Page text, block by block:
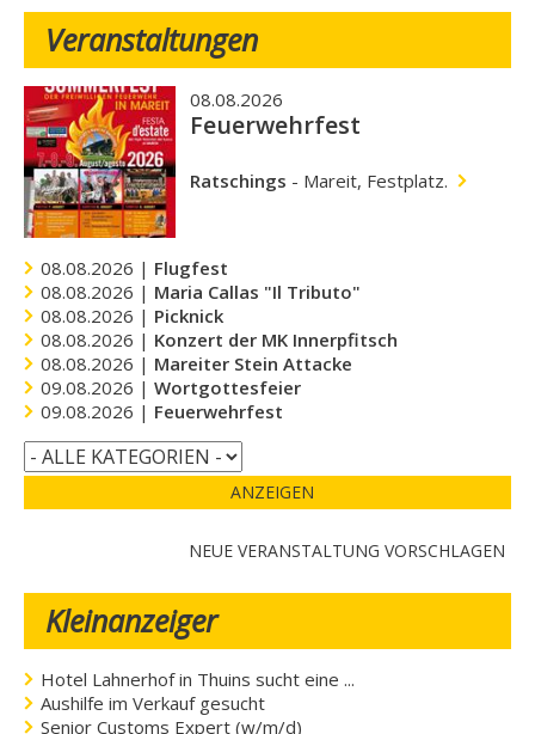
Veranstaltungen
08.08.2026
Feuerwehrfest
Ratschings - Mareit, Festplatz.
08.08.2026 | Flugfest
08.08.2026 | Maria Callas "Il Tributo"
08.08.2026 | Picknick
08.08.2026 | Konzert der MK Innerpfitsch
08.08.2026 | Mareiter Stein Attacke
09.08.2026 | Wortgottesfeier
09.08.2026 | Feuerwehrfest
ANZEIGEN
NEUE VERANSTALTUNG VORSCHLAGEN
Kleinanzeiger
Hotel Lahnerhof in Thuins sucht eine ...
Aushilfe im Verkauf gesucht
Senior Customs Expert (w/m/d)